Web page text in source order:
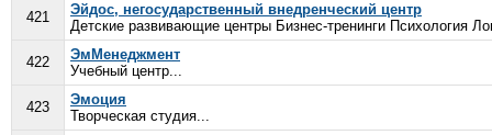
421
Эйдос, негосударственный внедренческий центр
Детские развивающие центры Бизнес-тренинги Психология
422
ЭмМенеджмент
Учебный центр...
423
Эмоция
Творческая студия...